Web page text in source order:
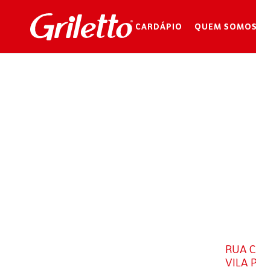
CARDÁPIO QUEM SOMOS
RUA
VILA